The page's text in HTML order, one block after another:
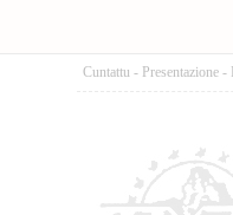
Cuntattu - Presentazione -